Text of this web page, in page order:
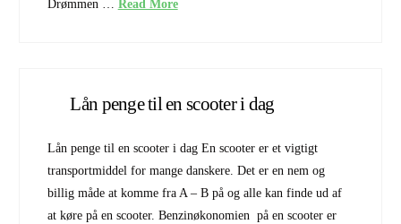
Drømmen … Read More
Lån penge til en scooter i dag
Lån penge til en scooter i dag En scooter er et vigtigt
transportmiddel for mange danskere. Det er en nem og
billig måde at komme fra A – B på og alle kan finde ud af
at køre på en scooter. Benzinøkonomien på en scooter er